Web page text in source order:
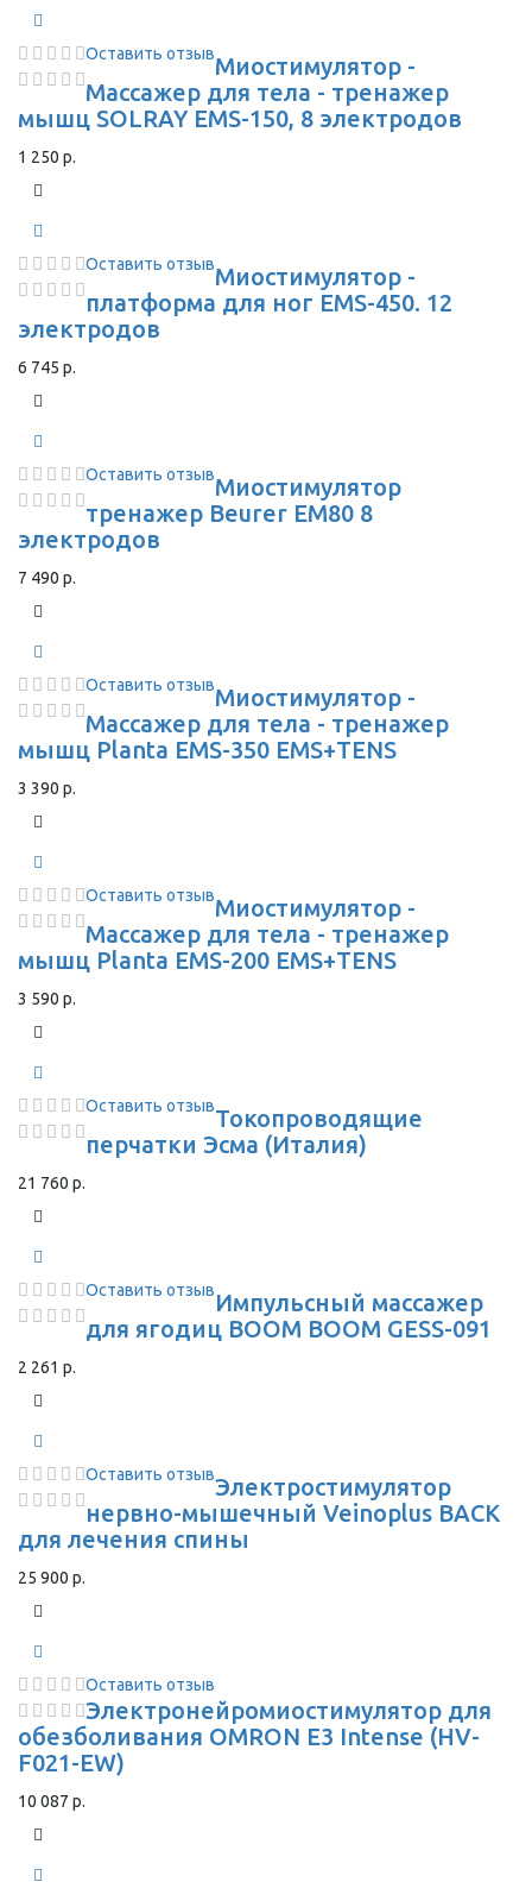
Оставить отзывМиостимулятор -
Массажер для тела - тренажер
мышц SOLRAY EMS-150, 8 электродов
1 250 р.
Оставить отзывМиостимулятор -
платформа для ног EMS-450. 12
электродов
6 745 р.
Оставить отзывМиостимулятор
тренажер Beurer EM80 8
электродов
7 490 р.
Оставить отзывМиостимулятор -
Массажер для тела - тренажер
мышц Planta EMS-350 EMS+TENS
3 390 р.
Оставить отзывМиостимулятор -
Массажер для тела - тренажер
мышц Planta EMS-200 EMS+TENS
3 590 р.
Оставить отзывТокопроводящие
перчатки Эсма (Италия)
21 760 р.
Оставить отзывИмпульсный массажер
для ягодиц BOOM BOOM GESS-091
2 261 р.
Оставить отзывЭлектростимулятор
нервно-мышечный Veinoplus BACK
для лечения спины
25 900 р.
Оставить отзыв
Электронейромиостимулятор для
обезболивания OMRON Е3 Intense (HV-
F021-EW)
10 087 р.